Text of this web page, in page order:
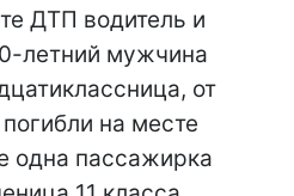
ДТП водитель и
летний мужчина
от
на месте
одна пассажирка